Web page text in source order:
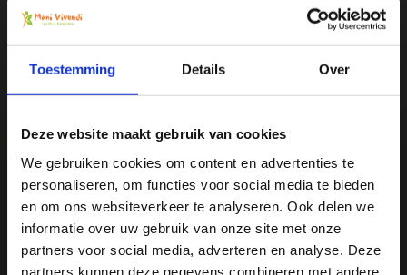
Toestemming Details Over
Deze website maakt gebruik van cookies
We gebruiken cookies om content en advertenties te
personaliseren, om functies voor social media te bieden
en om ons websiteverkeer te analyseren. Ook delen we
informatie over uw gebruik van onze site met onze
partners voor social media, adverteren en analyse. Deze
partners kunnen deze gegevens combineren met andere
We♥health & happiness
Mani Vivendi gezondheidsproducten: Net dat
beetje extra!
Ja, ik wil 5% korting op mijn
volgende bestelling!